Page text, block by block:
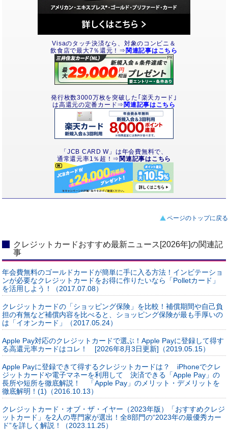
Visaのタッチ決済なら、対象のコンビニ＆
飲食店で最大7％還元！⇒ 関連記事はこちら
発行枚数3000万枚を突破した｢楽天カード｣
は高還元の定番カード⇒ 関連記事はこちら
「JCB CARD W」は年会費無料で、
通常還元率1％超！⇒ 関連記事はこちら
ページのトップに戻る
クレジットカードおすすめ最新ニュース[2026年]の関連記
事
年会費無料のゴールドカードが簡単に手に入る方法！インビテーショ
ンが必要なクレジットカードをお得に作りたいなら「Polletカード」
を活用しよう！（2017.07.08）
クレジットカードの「ショッピング保険」を比較！補償期間や自己負
担の有無など補償内容を比べると、ショッピング保険が最も手厚いの
は「イオンカード」（2017.05.24）
Apple Pay対応のクレジットカードで選ぶ！Apple Payに登録して得す
る高還元率カードはコレ！ [2026年8月3日更新]（2019.05.15）
Apple Payに登録できて得するクレジットカードは？ iPhoneでクレ
ジットカードや電子マネーを利用して 決済できる「Apple Pay」の
長所や短所を徹底解説！ 「Apple Pay」のメリット・デメリットを
徹底解明！(1)（2016.10.13）
クレジットカード・オブ・ザ・イヤー（2023年版）「おすすめクレジ
ットカード」を2人の専門家が選出！全8部門の“2023年の最優秀カー
ド”を詳しく解説！（2023.11.25）